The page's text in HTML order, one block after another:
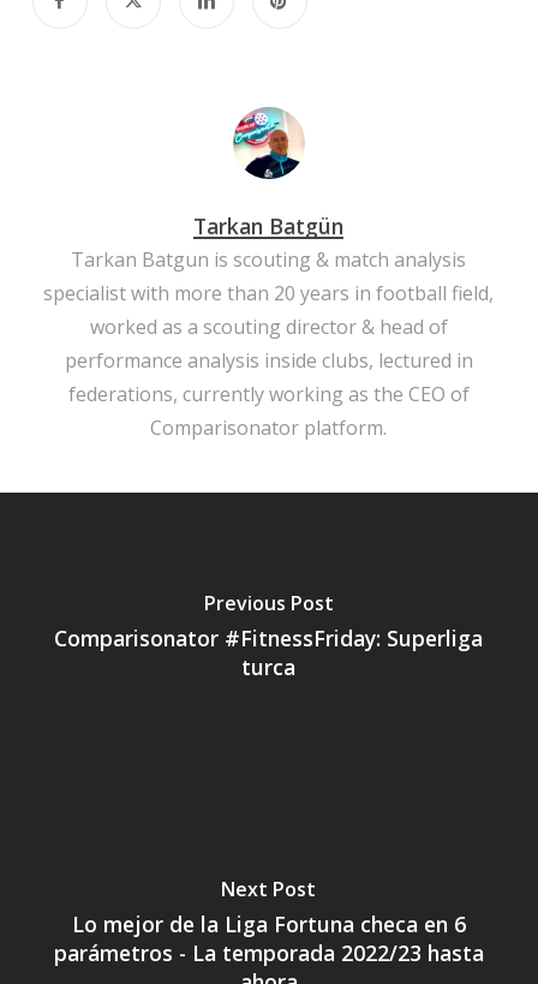
Tarkan Batgün
Tarkan Batgun is scouting & match analysis
specialist with more than 20 years in football field,
worked as a scouting director & head of
performance analysis inside clubs, lectured in
federations, currently working as the CEO of
Comparisonator platform.
Previous Post
Comparisonator #FitnessFriday: Superliga
turca
Next Post
Lo mejor de la Liga Fortuna checa en 6
parámetros - La temporada 2022/23 hasta